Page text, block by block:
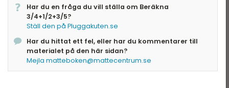
gemensam nämnare. Allra helst vill vi att denna
nämnare är den minsta gemensamma
nämnaren. Den minsta gemensamma
nämnaren kan vi hitta genom att faktorisera alla
nämnare. Då \(2\) och \(5\) är primtal så går
de inte att faktorisera, men vi kan faktorisera \
(4\): \[4=2\cdot2\]
Har du en fråga du vill ställa om Beräkna
3/4+1/2+3/5?
Ställ den på Pluggakuten.se
Har du hittat ett fel, eller har du kommentarer till
materialet på den här sidan?
Mejla matteboken@mattecentrum.se